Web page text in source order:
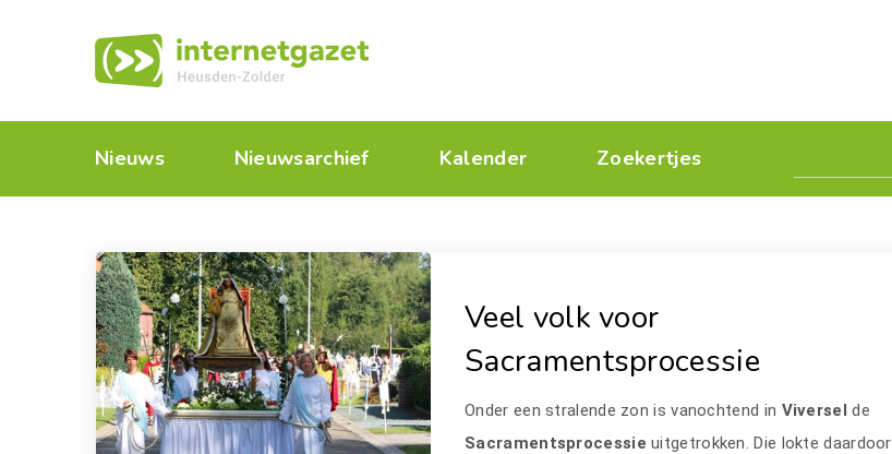
Nieuws Nieuwsarchief Kalender Zoekertjes
Veel volk voor
Sacramentsprocessie
Onder een stralende zon is vanochtend in Viverselde
Sacramentsprocessieuitgetrokken. Die lokte daardoor